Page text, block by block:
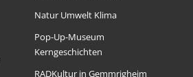
Natur Umwelt Klima
Pop-Up-Museum
Kerngeschichten
RADKultur in Gemmrigheim